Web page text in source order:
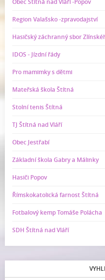
Obec Štítná nad Vláří -Popov
Region Valašsko -zpravodajství
Hasičský záchranný sbor
IDOS - Jízdní řády
Pro mamimky s dětmi
Mateřská škola Štítná
Stolní tenis Štítná
TJ Štítná nad Vláří
Obec Jestřabí
Základní škola Gabry a Málinky
Hasiči Popov
Římskokatolická farnost Štítná
Fotbalový kemp Tomáše Polácha
SDH Štítná nad Vláří